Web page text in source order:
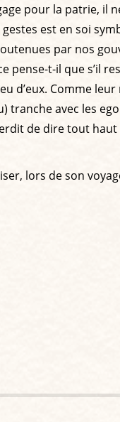
pour la patrie, il
est en soi
par nos
t-il que s’il
d’eux. Comme leur
tranche avec les
de dire tout haut
lors de son